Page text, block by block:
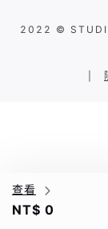
查看
NT$ 0
2022 ©